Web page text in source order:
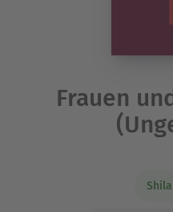
Frauen